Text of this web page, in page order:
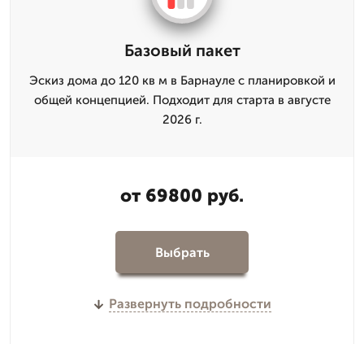
Базовый пакет
Эскиз дома до 120 кв м в Барнауле с планировкой и
общей концепцией. Подходит для старта в августе
2026 г.
от 69800 руб.
Выбрать
Развернуть подробности